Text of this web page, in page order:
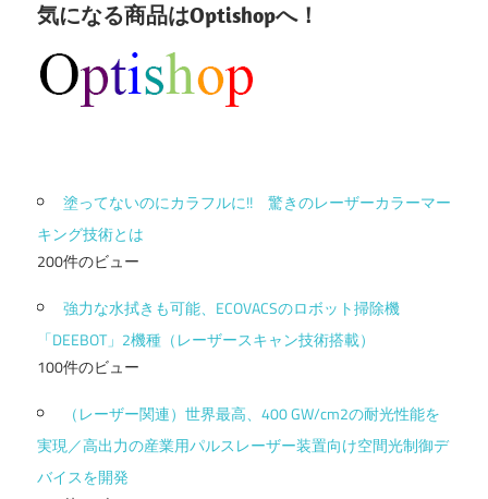
気になる商品はOptishopへ！
塗ってないのにカラフルに!! 驚きのレーザーカラーマー
キング技術とは
200件のビュー
強力な水拭きも可能、ECOVACSのロボット掃除機
「DEEBOT」2機種（レーザースキャン技術搭載）
100件のビュー
（レーザー関連）世界最高、400 GW/cm2の耐光性能を
実現／高出力の産業用パルスレーザー装置向け空間光制御デ
バイスを開発